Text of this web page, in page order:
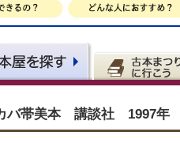
バ帯美本 講談社 1997年